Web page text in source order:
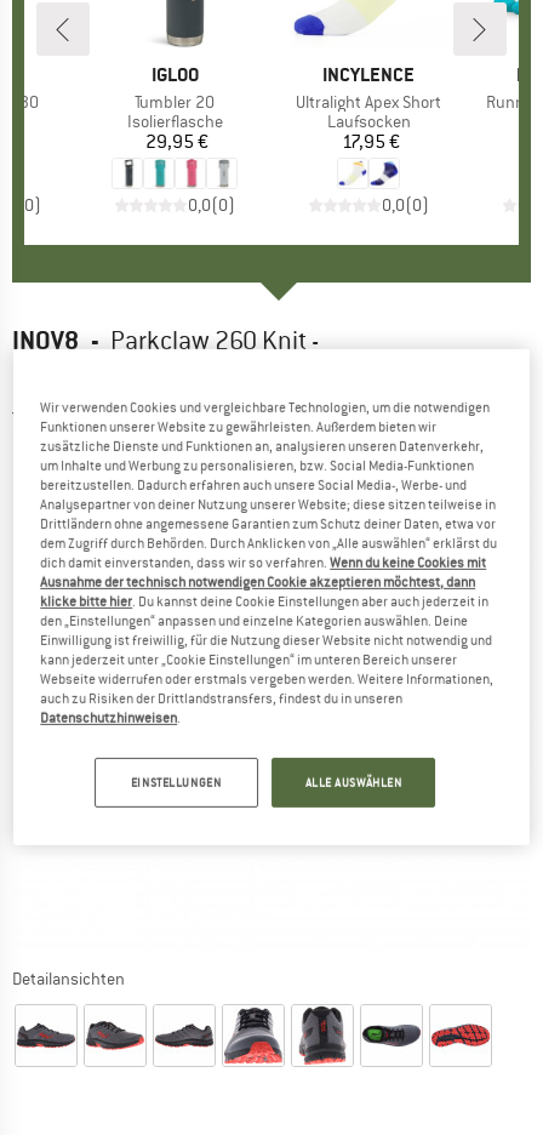
30
0)
MARKE
IGLOO
Artikel
Tumbler 20
Produktgruppe
Isolierflasche
Preis
29,95 €
0,0(0)
MARKE
INCYLENCE
Artikel
Ultralight Apex Short
Produktgruppe
Laufsocken
Preis
17,95 €
0,0(0)
Artikel
INOV8 - Parkclaw 260 Knit -
4,0(2)
Detailansichten
Wir verwenden Cookies und vergleichbare Technologien, um die notwendigen
Funktionen unserer Website zu gewährleisten. Außerdem bieten wir
zusätzliche Dienste und Funktionen an, analysieren unseren Datenverkehr,
um Inhalte und Werbung zu personalisieren, bzw. Social Media-Funktionen
bereitzustellen. Dadurch erfahren auch unsere Social Media-, Werbe- und
Analysepartner von deiner Nutzung unserer Website; diese sitzen teilweise in
Drittländern ohne angemessene Garantien zum Schutz deiner Daten, etwa vor
dem Zugriff durch Behörden. Durch Anklicken von „Alle auswählen“ erklärst du
dich damit einverstanden, dass wir so verfahren.Wenn du keine Cookies mit
Ausnahme der technisch notwendigen Cookie akzeptieren möchtest, dann
klicke bitte hier. Du kannst deine Cookie Einstellungen aber auch jederzeit in
den „Einstellungen“ anpassen und einzelne Kategorien auswählen. Deine
Einwilligung ist freiwillig, für die Nutzung dieser Website nicht notwendig und
kann jederzeit unter „Cookie Einstellungen“ im unteren Bereich unserer
Webseite widerrufen oder erstmals vergeben werden. Weitere Informationen,
auch zu Risiken der Drittlandstransfers, findest du in unseren
Datenschutzhinweisen.
EINSTELLUNGEN ALLE AUSWÄHLEN